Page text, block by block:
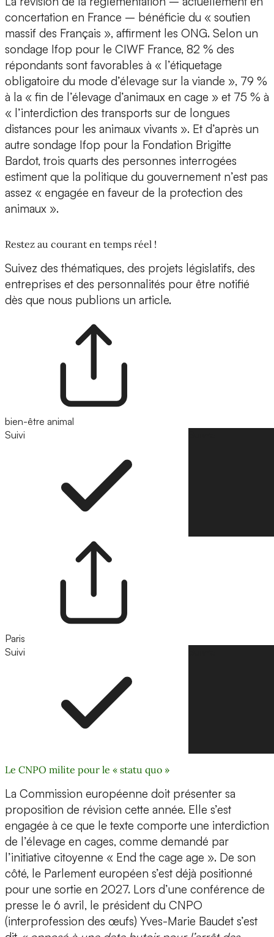
concertation en France – bénéficie du « soutien
massif des Français », affirment les ONG. Selon un
sondage Ifop pour le CIWF France, 82 % des
répondants sont favorables à « l’étiquetage
obligatoire du mode d’élevage sur la viande », 79 %
à la « fin de l’élevage d’animaux en cage » et 75 % à
« l’interdiction des transports sur de longues
distances pour les animaux vivants ». Et d’après un
autre sondage Ifop pour la Fondation Brigitte
Bardot, trois quarts des personnes interrogées
estiment que la politique du gouvernement n’est pas
assez « engagée en faveur de la protection des
animaux ».
Restez au courant en temps réel !
Suivez des thématiques, des projets législatifs, des
entreprises et des personnalités pour être notifié
dès que nous publions un article.
bien-être animal
Suivi
Paris
Suivi
Le CNPO milite pour le « statu quo »
La Commission européenne doit présenter sa
proposition de révision cette année. Elle s’est
engagée à ce que le texte comporte une interdiction
de l’élevage en cages, comme demandé par
l’initiative citoyenne « End the cage age ». De son
côté, le Parlement européen s’est déjà positionné
pour une sortie en 2027. Lors d’une conférence de
presse le 6 avril, le président du CNPO
(interprofession des œufs) Yves-Marie Baudet s’est